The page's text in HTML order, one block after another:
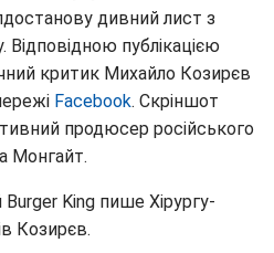
дивний лист з
публікацією
критик Михайло Козирєв
Facebook. Скріншот
продюсер російського
Монгайт.
King пише Хірургу-
Козирєв.